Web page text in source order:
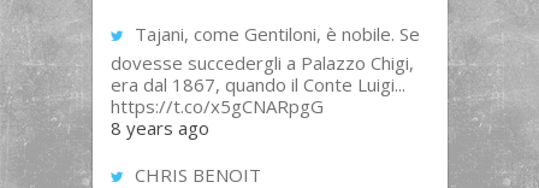
Tajani, come Gentiloni, è nobile. Se
dovesse succedergli a Palazzo Chigi,
era dal 1867, quando il Conte Luigi...
https://t.co/x5gCNARpgG
8 years ago
CHRIS BENOIT